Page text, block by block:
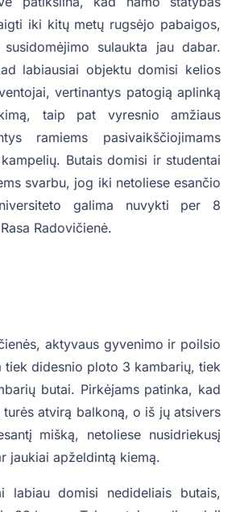
iki kitų metų rugsėjo pabaigos,
sulaukta jau dabar.
labiausiai objektu domisi kelios
vertinantys patogią aplinką
taip pat vyresnio amžiaus
ramiems pasivaikščiojimams
Butais domisi ir studentai
svarbu, jog iki netoliese esančio
galima nuvykti per 8
Radovičienė.
aktyvaus gyvenimo ir poilsio
tiek didesnio ploto 3 kambarių, tiek
butai. Pirkėjams patinka, kad
turės atvirą balkoną, o iš jų atsivers
mišką, netoliese nusidriekusį
jaukiai apželdintą kiemą.
labiau domisi nedideliais butais,